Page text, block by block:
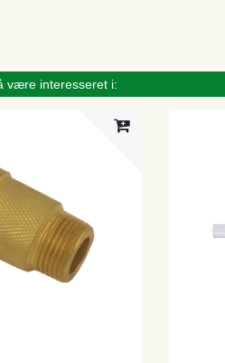
være interesseret i: